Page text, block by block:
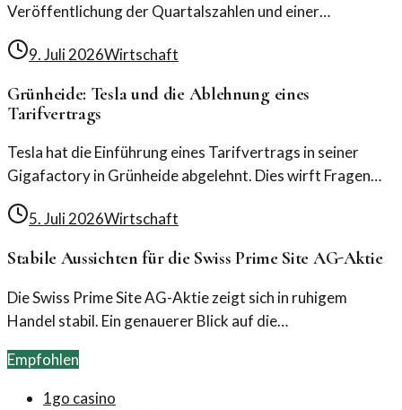
Veröffentlichung der Quartalszahlen und einer
Die Marktanalysen deuten auf einen stabilen
9. Juli 2026Wirtschaft
Grünheide: Tesla und die Ablehnung eines
Tarifvertrags
Tesla hat die Einführung eines Tarifvertrags in seiner
Gigafactory in Grünheide abgelehnt. Dies wirft Fragen
über die Arbeitsbedingungen und die
Unternehmenspolitik auf.
5. Juli 2026Wirtschaft
Stabile Aussichten für die Swiss Prime Site AG-Aktie
Die Swiss Prime Site AG-Aktie zeigt sich in ruhigem
Handel stabil. Ein genauerer Blick auf die
Einblicke bieten.
Empfohlen
1go casino